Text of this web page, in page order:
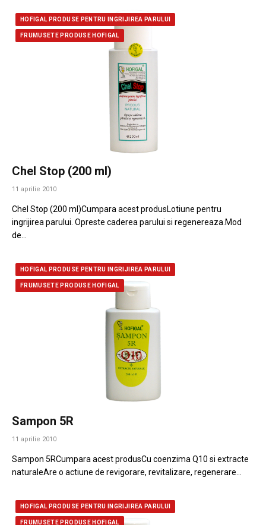
HOFIGAL PRODUSE PENTRU INGRIJIREA PARULUI
FRUMUSETE PRODUSE HOFIGAL
Chel Stop (200 ml)
11 aprilie 2010
Chel Stop (200 ml)Cumpara acest produsLotiune pentru
ingrijirea parului. Opreste caderea parului si regenereaza.Mod
de…
HOFIGAL PRODUSE PENTRU INGRIJIREA PARULUI
FRUMUSETE PRODUSE HOFIGAL
Sampon 5R
11 aprilie 2010
Sampon 5RCumpara acest produsCu coenzima Q10 si extracte
naturaleAre o actiune de revigorare, revitalizare, regenerare…
HOFIGAL PRODUSE PENTRU INGRIJIREA PARULUI
FRUMUSETE PRODUSE HOFIGAL